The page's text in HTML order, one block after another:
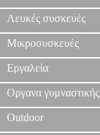
Λευκές συσκευές
Μικροσυσκευές
Εργαλεία
Οργανα γυμναστικής
Outdoor